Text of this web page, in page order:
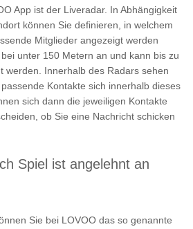
App ist der Liveradar. In Abhängigkeit
können Sie definieren, in welchem
Mitglieder angezeigt werden
unter 150 Metern an und kann bis zu
werden. Innerhalb des Radars sehen
Kontakte sich innerhalb dieses
sich dann die jeweiligen Kontakte
ob Sie eine Nachricht schicken
Spiel ist angelehnt an
Sie bei LOVOO das so genannte